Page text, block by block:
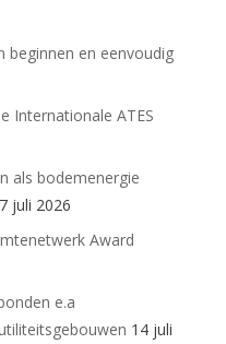
beginnen en eenvoudig
Internationale ATES
als bodemenergie
juli 2026
Award
e.a
14 juli